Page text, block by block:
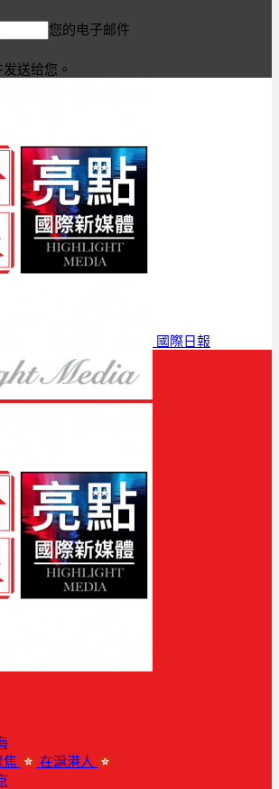
您的电子邮件
送给您。
國際日報
焦
在滬港人